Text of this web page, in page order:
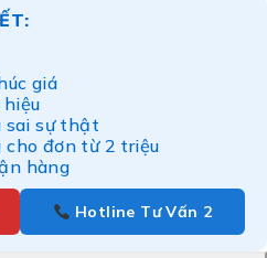
giá
sai sự thật
cho đơn từ 2 triệu
hàng
Hotline Tư Vấn 2